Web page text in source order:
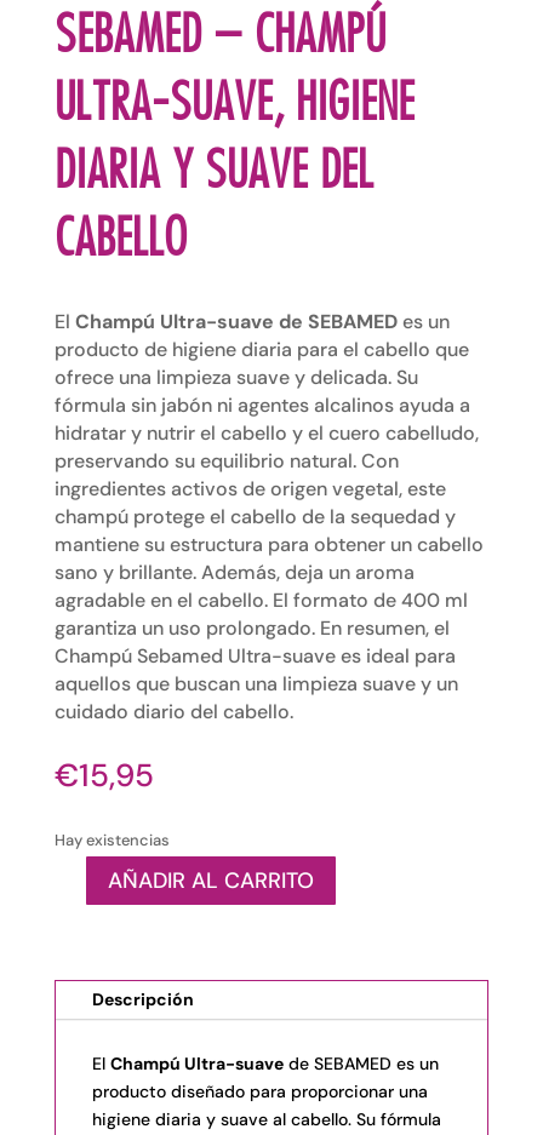
SEBAMED – CHAMPÚ
ULTRA-SUAVE, HIGIENE
DIARIA Y SUAVE DEL
CABELLO
El Champú Ultra-suave de SEBAMEDes un
producto de higiene diaria para el cabello que
ofrece una limpieza suave y delicada. Su
fórmula sin jabón ni agentes alcalinos ayuda a
hidratar y nutrir el cabello y el cuero cabelludo,
preservando su equilibrio natural. Con
ingredientes activos de origen vegetal, este
champú protege el cabello de la sequedad y
mantiene su estructura para obtener un cabello
sano y brillante. Además, deja un aroma
agradable en el cabello. El formato de 400 ml
garantiza un uso prolongado. En resumen, el
Champú Sebamed Ultra-suave es ideal para
aquellos que buscan una limpieza suave y un
cuidado diario del cabello.
€15,95
Hay existencias
SEBAMED
Ultra-
suave,
Diaria
Suave
AÑADIR AL CARRITO
Descripción
El Champú Ultra-suavede SEBAMED es un
producto diseñado para proporcionar una
higiene diaria y suave al cabello. Su fórmula